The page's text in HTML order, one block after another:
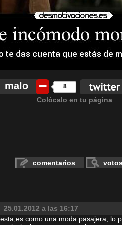
malo 8
Colócalo en tu página
comentarios votos
25.01.2012 a las 16:17
esta,es como una moda pasajera,